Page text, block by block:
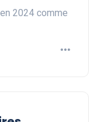
2024 comme